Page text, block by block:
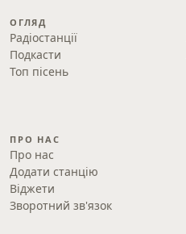
ОГЛЯД
Радіостанції
Подкасти
Топ пісень
ПРО НАС
Про нас
Додати станцію
Віджети
Зворотний зв'язок